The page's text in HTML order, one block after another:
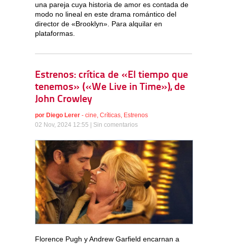
una pareja cuya historia de amor es contada de
modo no lineal en este drama romántico del
director de «Brooklyn». Para alquilar en
plataformas.
Estrenos: crítica de «El tiempo que
tenemos» («We Live in Time»), de
John Crowley
por Diego Lerer - cine, Críticas, Estrenos
02 Nov, 2024 12:55 | Sin comentarios
Florence Pugh y Andrew Garfield encarnan a